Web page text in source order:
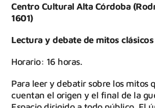
Centro Cultural Alta Córdoba
1601)
Lectura y debate de mitos
Horario: 16 horas.
Para leer y debatir sobre los mitos
cuentan el origen y el final de la